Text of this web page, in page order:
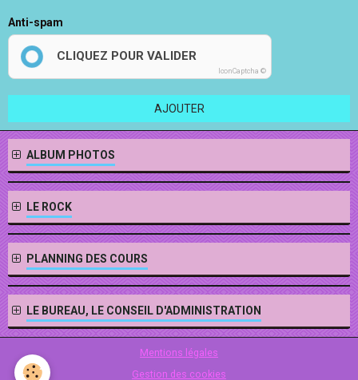
Anti-spam
CLIQUEZ POUR VALIDER
IconCaptcha ©
AJOUTER
ALBUM PHOTOS
LE ROCK
PLANNING DES COURS
LE BUREAU, LE CONSEIL D'ADMINISTRATION
Mentions légales
Gestion des cookies